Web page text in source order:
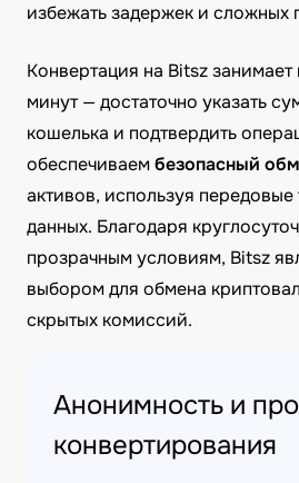
избежать задержек и сложных
Конвертация на Bitsz занимает
минут — достаточно указать
кошелька и подтвердить
обеспечиваембезопасный
активов, используя
данных. Благодаря
прозрачным условиям, Bitsz
выбором для обмена
скрытых комиссий.
Анонимность и
конвертирования